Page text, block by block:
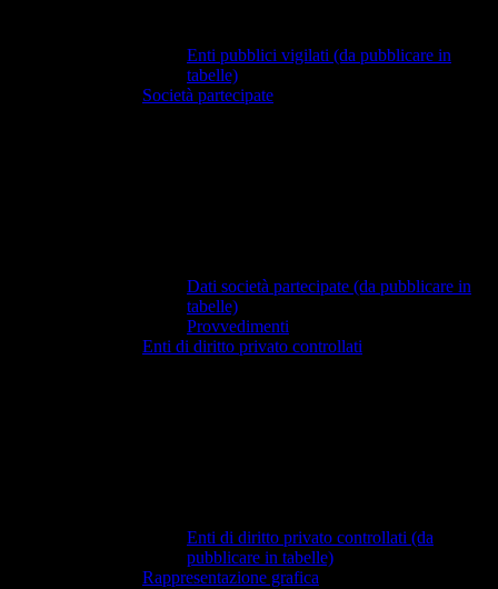
Enti pubblici vigilati (da pubblicare in
tabelle)
Società partecipate
Dati società partecipate (da pubblicare in
tabelle)
Provvedimenti
Enti di diritto privato controllati
Enti di diritto privato controllati (da
pubblicare in tabelle)
Rappresentazione grafica